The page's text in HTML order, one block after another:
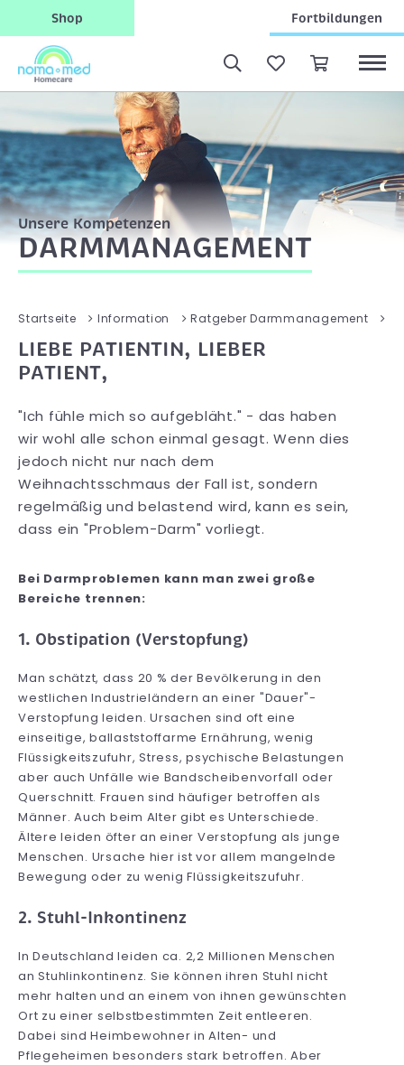
Shop Fortbildungen
Unsere Kompetenzen
DARMMANAGEMENT
Startseite Information Ratgeber Darmmanagement
LIEBE PATIENTIN, LIEBER
PATIENT,
"Ich fühle mich so aufgebläht." - das haben
wir wohl alle schon einmal gesagt. Wenn dies
jedoch nicht nur nach dem
Weihnachtsschmaus der Fall ist, sondern
regelmäßig und belastend wird, kann es sein,
dass ein "Problem-Darm" vorliegt.
Bei Darmproblemen kann man zwei große
Bereiche trennen:
1. Obstipation (Verstopfung)
Man schätzt, dass 20 % der Bevölkerung in den
westlichen Industrieländern an einer "Dauer"-
Verstopfung leiden. Ursachen sind oft eine
einseitige, ballaststoffarme Ernährung, wenig
Flüssigkeitszufuhr, Stress, psychische Belastungen
aber auch Unfälle wie Bandscheibenvorfall oder
Querschnitt. Frauen sind häufiger betroffen als
Männer. Auch beim Alter gibt es Unterschiede.
Ältere leiden öfter an einer Verstopfung als junge
Menschen. Ursache hier ist vor allem mangelnde
Bewegung oder zu wenig Flüssigkeitszufuhr.
2. Stuhl-Inkontinenz
In Deutschland leiden ca. 2,2 Millionen Menschen
an Stuhlinkontinenz. Sie können ihren Stuhl nicht
mehr halten und an einem von ihnen gewünschten
Ort zu einer selbstbestimmten Zeit entleeren.
Dabei sind Heimbewohner in Alten- und
Pflegeheimen besonders stark betroffen. Aber